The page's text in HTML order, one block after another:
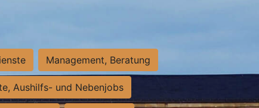
Management, Beratung
Aushilfs- und Nebenjobs